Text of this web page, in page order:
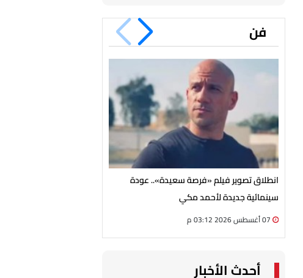
فن
انطلاق تصوير فيلم «فرصة سعيدة».. عودة
سينمائية جديدة لأحمد مكي
أحدث الأخبار